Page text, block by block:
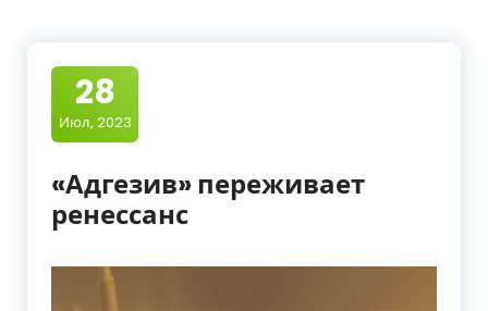
28
Июл, 2023
«Адгезив» переживает
ренессанс